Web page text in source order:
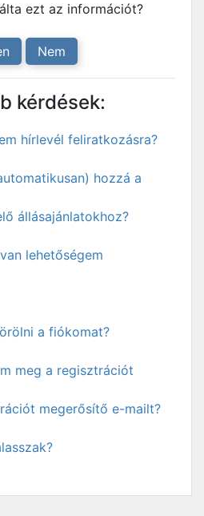
ezt az információt?
Nem
kérdések:
hírlevél feliratkozásra?
hozzá a
állásajánlatokhoz?
lehetőségem
a fiókomat?
meg a regisztrációt
megerősítő e-mailt?